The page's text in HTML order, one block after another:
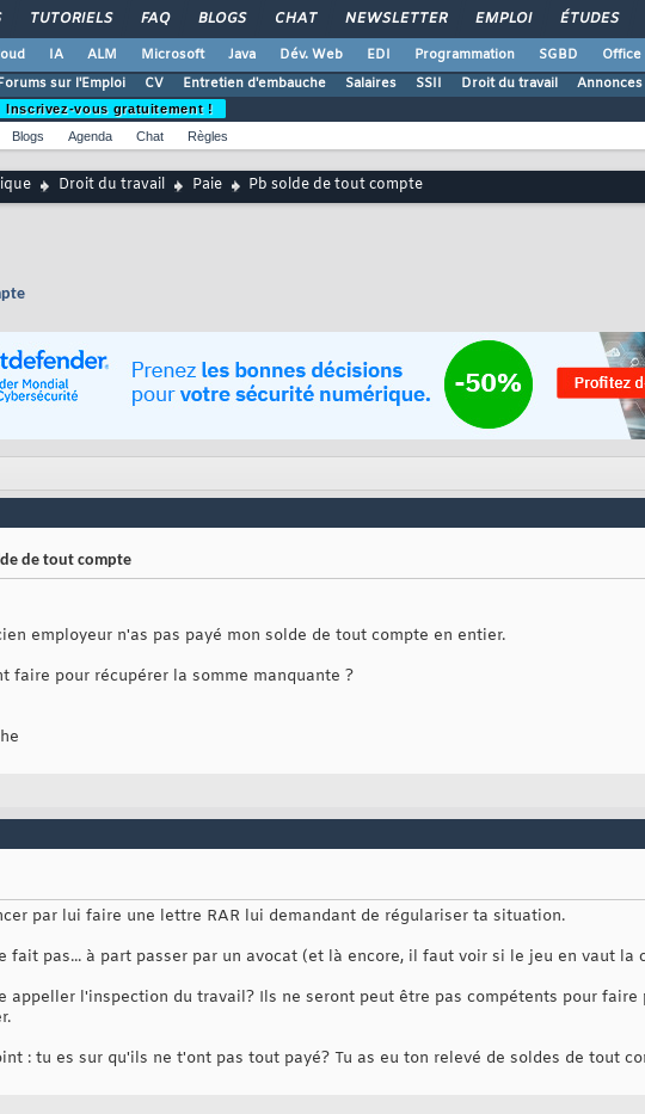
TUTORIELS FAQ BLOGS CHAT NEWSLETTER EMPLOI ÉTUDES
IA ALM Microsoft Java Dév. Web EDI Programmation SGBD Office
sur l'Emploi
CV Entretien d'embauche Salaires SSII Droit du travail Annonces
Inscrivez-vous gratuitement !
Blogs Agenda Chat Règles
Droit du travail Paie Pb solde de tout compte
de tout compte
employeur n'as pas payé mon solde de tout compte en entier.
faire pour récupérer la somme manquante ?
par lui faire une lettre RAR lui demandant de régulariser ta situation.
fait pas... à part passer par un avocat (et là encore, il faut voir si le jeu en vaut la
appeller l'inspection du travail? Ils ne seront peut être pas compétents pour
: tu es sur qu'ils ne t'ont pas tout payé? Tu as eu ton relevé de soldes de tout